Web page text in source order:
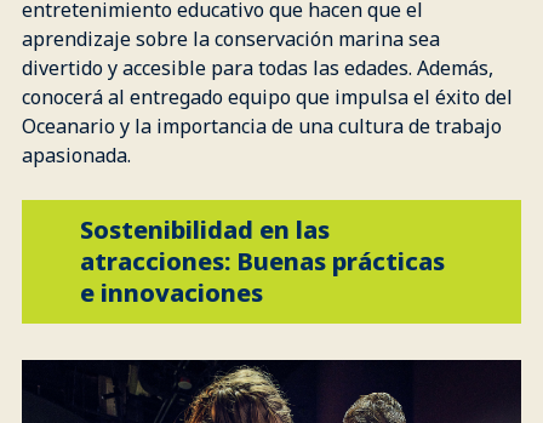
entretenimiento educativo que hacen que el
aprendizaje sobre la conservación marina sea
divertido y accesible para todas las edades. Además,
conocerá al entregado equipo que impulsa el éxito del
Oceanario y la importancia de una cultura de trabajo
apasionada.
Sostenibilidad en las
atracciones: Buenas prácticas
e innovaciones